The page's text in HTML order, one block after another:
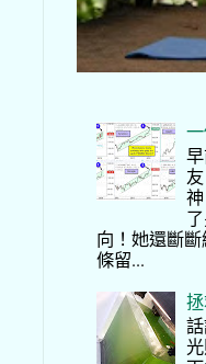
向！她還斷
條留...